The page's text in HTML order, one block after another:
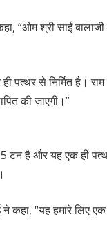
“ओम श्री साईं
पत्थर से निर्मित है।
की जाएगी।”
टन है और यह एक ही
“यह हमारे लिए एक